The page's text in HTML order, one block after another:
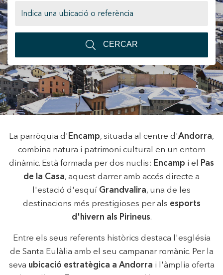
GRUP DC
+34 935 178 067
ES CA EN FR
CERCAR
La parròquia d' Encamp, situada al centre d'Andorra,
combina natura i patrimoni cultural en un entorn
dinàmic. Està formada per dos nuclis: Encamp i el
Pas
de la Casa, aquest darrer amb accés directe a
l'estació d'esquí Grandvalira, una de les
destinacions més prestigioses per als esports
d'hivern als Pirineus.
Entre els seus referents històrics destaca l'església
de Santa Eulàlia amb el seu campanar romànic. Per la
seva ubicació estratègica a Andorra i l'àmplia oferta
Modificar cookies
Tècniques i funcionals Sempre activades
Aquest lloc web utilitza cookies pròpies per recopilar
informació amb la finalitat de millorar els nostres serveis.
Si continua navegant, suposa l'acceptació de la instal·lació
de les mateixes. L'usuari té la possibilitat de configurar el
compte que aquesta acció podrà ocasionar dificultats de
navegació de la pàgina web.
Analítiques i personalització